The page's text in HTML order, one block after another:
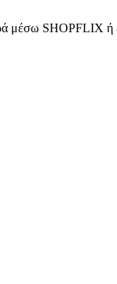
μέσω SHOPFLIX ή